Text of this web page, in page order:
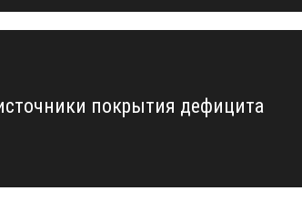
покрытия дефицита